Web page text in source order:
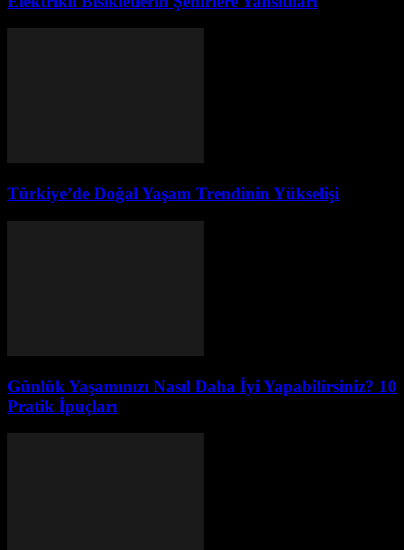
Türkiye’de Doğal Yaşam Trendinin Yükselişi
Günlük Yaşamınızı Nasıl Daha İyi Yapabilirsiniz? 10
Pratik İpuçları